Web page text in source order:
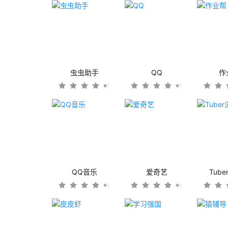
虫虫助手 QQ 作
QQ音乐 爱奇艺